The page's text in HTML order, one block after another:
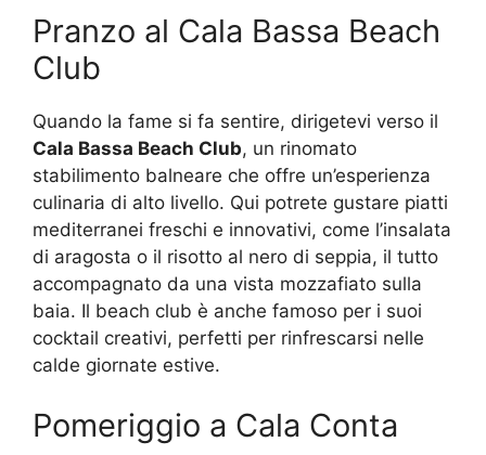
Pranzo al Cala Bassa Beach
Club
Quando la fame si fa sentire, dirigetevi verso il
Cala Bassa Beach Club, un rinomato
stabilimento balneare che offre un’esperienza
culinaria di alto livello. Qui potrete gustare piatti
mediterranei freschi e innovativi, come l’insalata
di aragosta o il risotto al nero di seppia, il tutto
accompagnato da una vista mozzafiato sulla
baia. Il beach club è anche famoso per i suoi
cocktail creativi, perfetti per rinfrescarsi nelle
calde giornate estive.
Pomeriggio a Cala Conta